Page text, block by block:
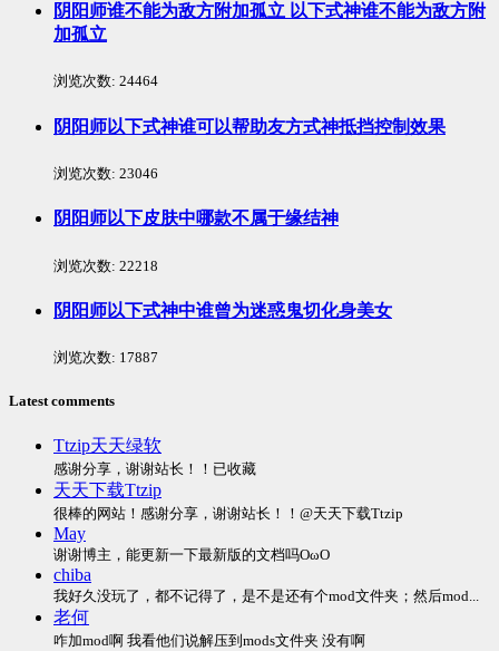
阴阳师谁不能为敌方附加孤立 以下式神谁不能为敌方附
加孤立
浏览次数: 24464
阴阳师以下式神谁可以帮助友方式神抵挡控制效果
浏览次数: 23046
阴阳师以下皮肤中哪款不属于缘结神
浏览次数: 22218
阴阳师以下式神中谁曾为迷惑鬼切化身美女
浏览次数: 17887
Latest comments
Ttzip天天绿软
感谢分享，谢谢站长！！已收藏
天天下载Ttzip
很棒的网站！感谢分享，谢谢站长！！@天天下载Ttzip
May
谢谢博主，能更新一下最新版的文档吗OωO
chiba
我好久没玩了，都不记得了，是不是还有个mod文件夹；然后mod...
老何
咋加mod啊 我看他们说解压到mods文件夹 没有啊